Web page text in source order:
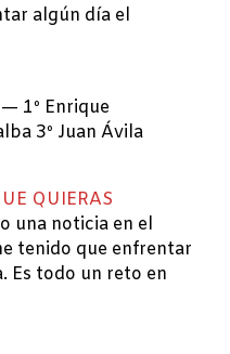
algún día el
— 1º Enrique
3º Juan Ávila
QUIERAS
una noticia en el
tenido que enfrentar
Es todo un reto en